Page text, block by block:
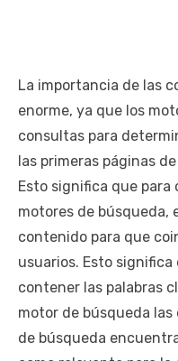
La importancia de las
enorme, ya que los
consultas para
las primeras páginas
Esto significa que
motores de búsqueda,
contenido para que
usuarios. Esto
contener las palabras
motor de búsqueda
de búsqueda